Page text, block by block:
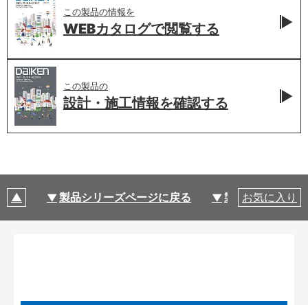
この製品の情報を
WEBカタログで閲覧する
この製品の
設計・施工情報を確認する
製品シリーズページに戻る 製品仕様
お気に入り